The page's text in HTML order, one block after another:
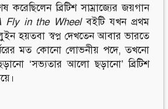
করেছিলেন ব্রিটিশ সাম্রাজ্যের জয়গান
Fly in the Wheelবইটি যখন প্রথম
হয়তবা স্বপ্ন দেখতেন আবার ভারতে
মত কোনো লোভনীয় পদে, তখনো
‘সভ্যতার আলো ছড়ানো’ ব্রিটিশ